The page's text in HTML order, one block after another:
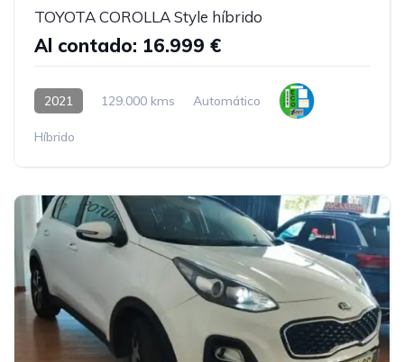
TOYOTA COROLLA Style híbrido
Al contado: 16.999 €
2021 129.000 kms Automático
Híbrido